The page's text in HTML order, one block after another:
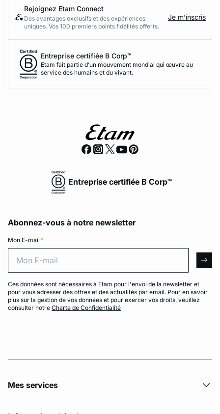
Rejoignez Etam Connect
Des avantages exclusifs et des expériences
uniques. Vos 100 premiers points fidélités offerts.
Je m’inscris
Entreprise certifiée B Corp™
Etam fait partie d’un mouvement mondial qui œuvre au
service des humains et du vivant.
Entreprise certifiée B Corp™
Abonnez-vous à notre newsletter
Mon E-mail *
Ces données sont nécessaires à Etam pour l'envoi de la newsletter et
pour vous adresser des offres et des actualités par email. Pour en savoir
plus sur la gestion de vos données et pour exercer vos droits, veuillez
consulter notre Charte de Confidentialité
Mes services